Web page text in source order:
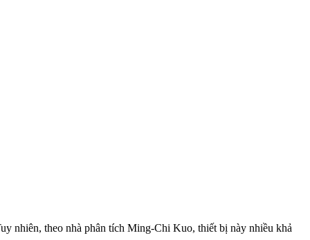
nhiên, theo nhà phân tích Ming-Chi Kuo, thiết bị này nhiều khả